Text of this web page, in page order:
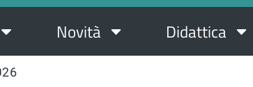
Novità Didattica